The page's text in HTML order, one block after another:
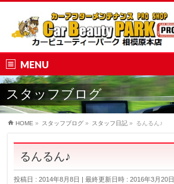
MENU
スタッフブログ
HOME » スタッフブログ » スタッフ日記 » るんるん♪
るんるん♪
投稿日 : 2014年8月8日 最終更新日時 : 2016年3月20日